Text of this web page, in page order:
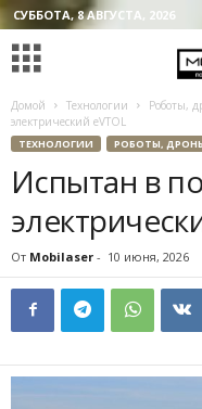
СУББОТА, 8 АВГУСТА, 2026
Домой Технологии Роботы,
электрический eVTOL
ТЕХНОЛОГИИ РОБОТЫ,
Испытан в
От Mobilaser - 10 июня, 2026